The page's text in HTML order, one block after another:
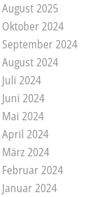
August 2025
Oktober 2024
September 2024
August 2024
Juli 2024
Juni 2024
Mai 2024
April 2024
März 2024
Februar 2024
Januar 2024